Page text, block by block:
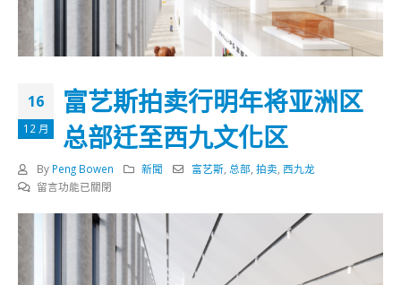
16
12 月
富艺斯拍卖行明年将亚洲区
总部迁至西九文化区
By Peng Bowen 新聞 富艺斯,总部,拍卖,西九龙
在
留言功能已關閉